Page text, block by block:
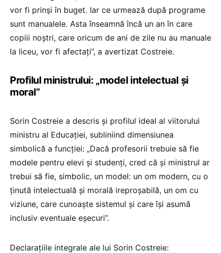
vor fi prinși în buget. Iar ce urmează după programe
sunt manualele. Asta înseamnă încă un an în care
copiii noștri, care oricum de ani de zile nu au manuale
la liceu, vor fi afectați”, a avertizat Costreie.
Profilul ministrului: „model intelectual și
moral”
Sorin Costreie a descris și profilul ideal al viitorului
ministru al Educației, subliniind dimensiunea
simbolică a funcției: „Dacă profesorii trebuie să fie
modele pentru elevi și studenți, cred că și ministrul ar
trebui să fie, simbolic, un model: un om modern, cu o
ținută intelectuală și morală ireproșabilă, un om cu
viziune, care cunoaște sistemul și care își asumă
inclusiv eventuale eșecuri”.
Declarațiile integrale ale lui Sorin Costreie: